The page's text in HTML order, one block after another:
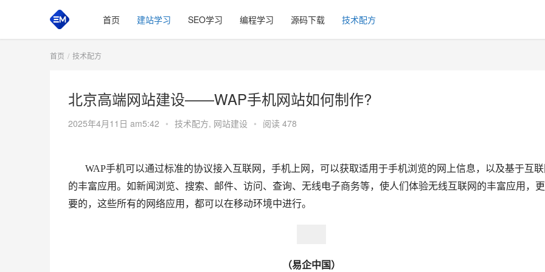
首页 建站学习 SEO学习 编程学习 源码下载 技术配方
首页 技术配方
北京高端网站建设——WAP手机网站如何制作?
2025年4月11日 am5:42 • 技术配方, 网站建设 • 阅读 478
WAP手机可以通过标准的协议接入互联网，手机上网，可以获取适用于手机浏览的网上信息，以及基于互
的丰富应用。如新闻浏览、搜索、邮件、访问、查询、无线电子商务等，使人们体验无线互联网的丰富应用，
要的，这些所有的网络应用，都可以在移动环境中进行。
（易企中国）